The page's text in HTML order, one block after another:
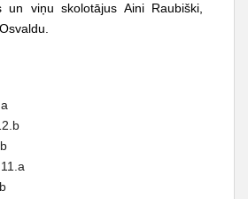
un viņu skolotājus Aini Raubiški,